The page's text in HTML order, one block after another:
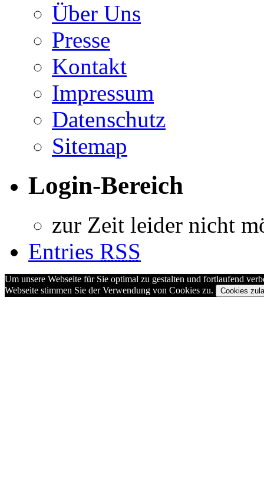
Über Uns
Presse
Kontakt
Impressum
Datenschutz
Sitemap
Login-Bereich
zur Zeit leider nicht
Entries RSS
Um unsere Webseite für Sie optimal zu gestalten und fortlaufend
Webseite stimmen Sie der Verwendung von Cookies zu.
Cookies